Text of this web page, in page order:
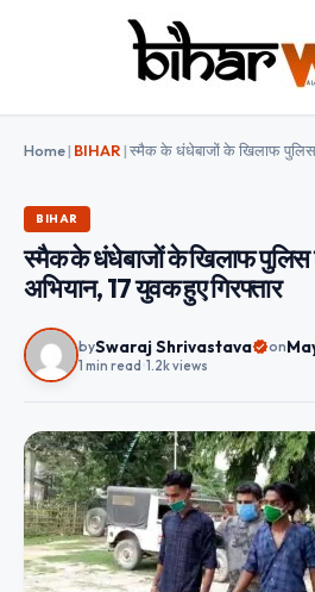
Home| BIHAR|
BIHAR
स्मैक के धंधेबाजों के खिलाफ पुलिस
अभियान, 17 युवक हुए गिरफ्तार
bySwaraj Shrivastava on
1 min read 1.2k views